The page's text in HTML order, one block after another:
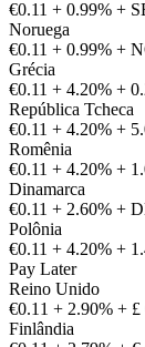
€0.11 + 0.99% +
Noruega
€0.11 + 0.99% +
Grécia
€0.11 + 4.20% +
República Tcheca
€0.11 + 4.20% +
Romênia
€0.11 + 4.20% +
Dinamarca
€0.11 + 2.60% +
Polônia
€0.11 + 4.20% +
Pay Later
Reino Unido
€0.11 + 2.90% + £
Finlândia